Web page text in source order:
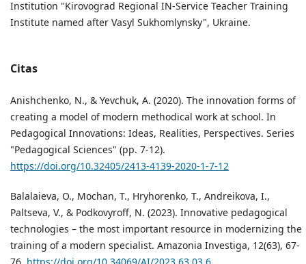
Institution "Kirovograd Regional IN-Service Теасher Training
Institute named after Vasyl Sukhomlynsky", Ukraine.
Citas
Anishchenko, N., & Yevchuk, A. (2020). The innovation forms of
creating a model of modern methodical work at school. In
Pedagogical Innovations: Ideas, Realities, Perspectives. Series
"Pedagogical Sciences" (pp. 7-12).
https://doi.org/10.32405/2413-4139-2020-1-7-12
Balalaieva, O., Mochan, T., Hryhorenko, T., Andreikova, I.,
Paltseva, V., & Podkovyroff, N. (2023). Innovative pedagogical
technologies – the most important resource in modernizing the
training of a modern specialist. Amazonia Investiga, 12(63), 67-